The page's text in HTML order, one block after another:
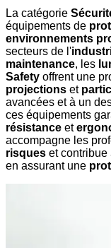
La catégorie
équipements de
environnements
secteurs de l'
maintenance, les
Safety offrent une
projections et
avancées et à un
ces équipements
résistance et
accompagne les
risques et contribue
en assurant une